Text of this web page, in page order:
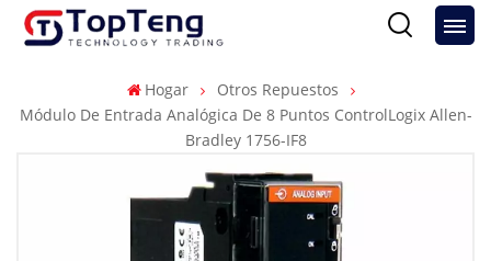
Hogar
Otros Repuestos
Módulo De Entrada Analógica De 8 Puntos ControlLogix Allen-
Bradley 1756-IF8